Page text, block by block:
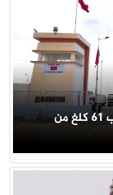
الكركرات..إحباط محاولة تهريب 61 كلغ من